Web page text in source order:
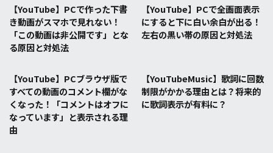
【YouTube】PCで作った下書
き動画がスマホで見れない！
「この動画は非公開です」とな
る原因と対処法
【YouTube】PCで全画面表示
にすると下に白い余白が出る！
左右の黒い帯の原因と対処法
【YouTube】PCブラウザ版で
すべての動画のコメント欄がな
くなった！「コメントはオフに
なっています」と表示される理
由
【YouTubeMusic】歌詞に回数
制限がかかる理由とは？将来的
に歌詞表示が有料に？